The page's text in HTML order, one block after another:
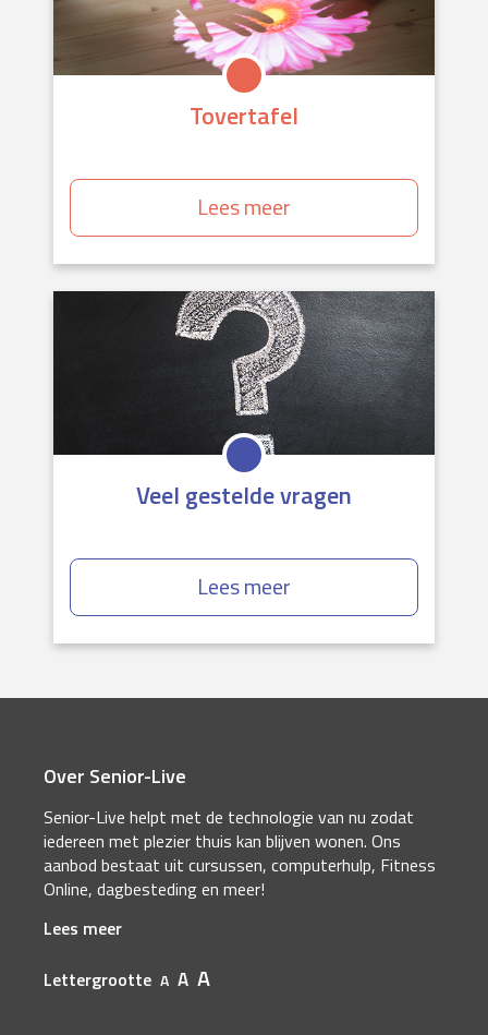
Tovertafel
Lees meer
Veel gestelde vragen
Lees meer
Over Senior-Live
Senior-Live helpt met de technologie van nu zodat
iedereen met plezier thuis kan blijven wonen. Ons
aanbod bestaat uit cursussen, computerhulp, Fitness
Online, dagbesteding en meer!
Lees meer
Lettergrootte A A A